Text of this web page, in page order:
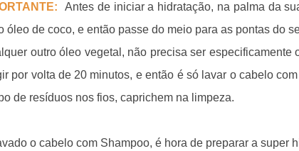
Antes de iniciar a hidratação, na palma da
óleo de coco, e então passe do meio para as pontas do
outro óleo vegetal, não precisa ser
por volta de 20 minutos, e então é só lavar o cabelo
de resíduos nos fios, caprichem na limpeza.
o cabelo com Shampoo, é hora de preparar a super